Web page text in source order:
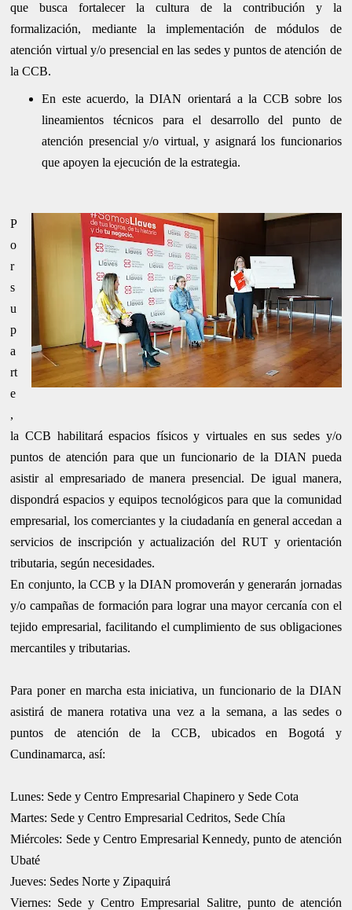
que busca fortalecer la cultura de la contribución y la
formalización, mediante la implementación de módulos de
atención virtual y/o presencial en las sedes y puntos de atención de
la CCB.
En este acuerdo, la DIAN orientará a la CCB sobre los
lineamientos técnicos para el desarrollo del punto de
atención presencial y/o virtual, y asignará los funcionarios
que apoyen la ejecución de la estrategia.
P
o
r
s
u
p
a
rt
e
,
la CCB habilitará espacios físicos y virtuales en sus sedes y/o
puntos de atención para que un funcionario de la DIAN pueda
asistir al empresariado de manera presencial. De igual manera,
dispondrá espacios y equipos tecnológicos para que la comunidad
empresarial, los comerciantes y la ciudadanía en general accedan a
servicios de inscripción y actualización del RUT y orientación
tributaria, según necesidades.
En conjunto, la CCB y la DIAN promoverán y generarán jornadas
y/o campañas de formación para lograr una mayor cercanía con el
tejido empresarial, facilitando el cumplimiento de sus obligaciones
mercantiles y tributarias.
Para poner en marcha esta iniciativa, un funcionario de la DIAN
asistirá de manera rotativa una vez a la semana, a las sedes o
puntos de atención de la CCB, ubicados en Bogotá y
Cundinamarca, así:
Lunes: Sede y Centro Empresarial Chapinero y Sede Cota
Martes: Sede y Centro Empresarial Cedritos, Sede Chía
Miércoles: Sede y Centro Empresarial Kennedy, punto de atención
Ubaté
Jueves: Sedes Norte y Zipaquirá
Viernes: Sede y Centro Empresarial Salitre, punto de atención